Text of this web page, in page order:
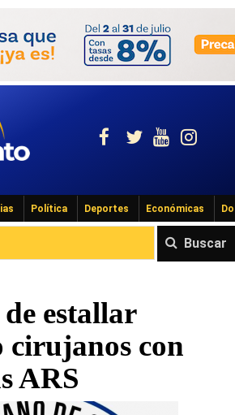
Política Deportes Económicas
Buscar
estallar
cirujanos con
ARS